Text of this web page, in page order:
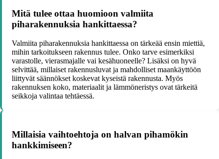
Mitä tulee ottaa huomioon valmiita
piharakennuksia hankittaessa?
Valmiita piharakennuksia hankittaessa on tärkeää ensin miettiä,
mihin tarkoitukseen rakennus tulee. Onko tarve esimerkiksi
varastolle, vierasmajalle vai kesähuoneelle? Lisäksi on hyvä
selvittää, millaiset rakennusluvat ja mahdolliset maankäyttöön
liittyvät säännökset koskevat kyseistä rakennusta. Myös
rakennuksen koko, materiaalit ja lämmöneristys ovat tärkeitä
seikkoja valintaa tehtäessä.
Millaisia vaihtoehtoja on halvan pihamökin
hankkimiseen?